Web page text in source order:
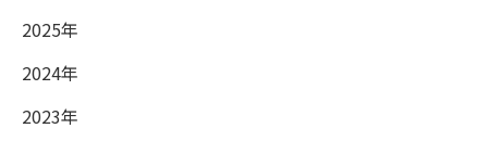
2025年
2024年
2023年